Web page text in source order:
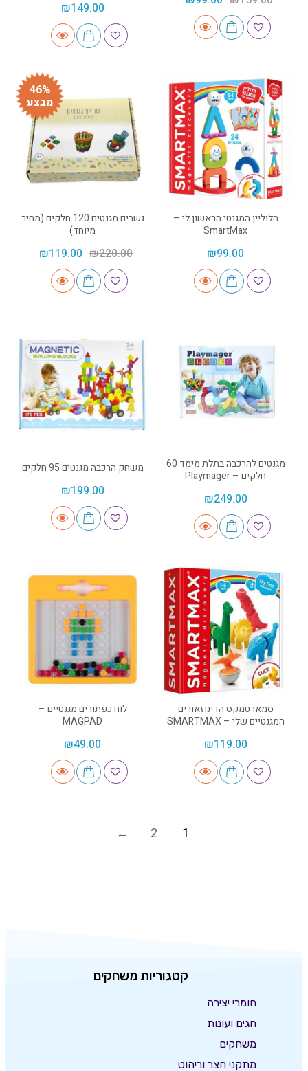
₪149.00
הלוליין המגנטי הראשון לי –
SmartMax
₪99.00
46%
מבצע
גשרים מגנטים 120 חלקים (מחיר
מיוחד)
₪220.00
₪119.00
מגנטים להרכבה בתלת מימד 60
חלקים – Playmager
₪249.00
משחק הרכבה מגנטים 95 חלקים
₪199.00
סמארטמקס הדינוזאורים
המגנטיים שלי – SMARTMAX
₪119.00
לוח כפתורים מגנטיים –
MAGPAD
₪49.00
1
2
קטגוריות משחקים
חומרי יצירה
חגים ועונות
משחקים
מתקני חצר וריהוט